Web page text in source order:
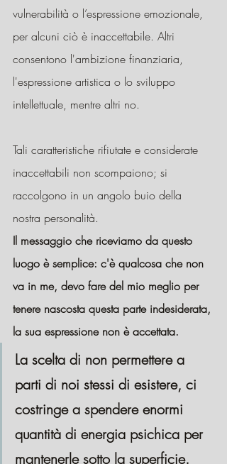
vulnerabilità o l’espressione emozionale,
per alcuni ciò è inaccettabile. Altri
consentono l'ambizione finanziaria,
l'espressione artistica o lo sviluppo
intellettuale, mentre altri no.
Tali caratteristiche rifiutate e considerate
inaccettabili non scompaiono; si
raccolgono in un angolo buio della
nostra personalità.
Il messaggio che riceviamo da questo
luogo è semplice: c'è qualcosa che non
va in me, devo fare del mio meglio per
tenere nascosta questa parte indesiderata,
la sua espressione non è accettata.
La scelta di non permettere a
parti di noi stessi di esistere, ci
costringe a spendere enormi
quantità di energia psichica per
mantenerle sotto la superficie.